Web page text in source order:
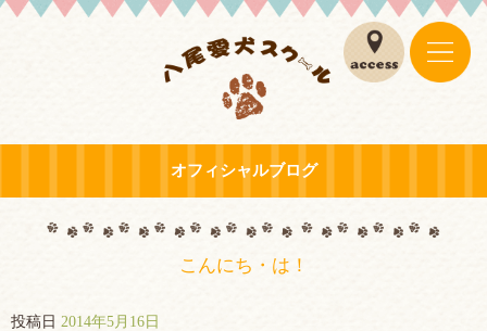
オフィシャルブログ
こんにち・は！
投稿日 2014年5月16日